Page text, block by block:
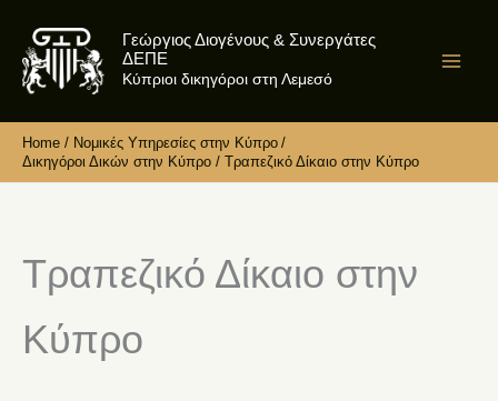
content
Γεώργιος Διογένους & Συνεργάτες
ΔΕΠΕ
Κύπριοι δικηγόροι στη Λεμεσό
Home
Νομικές Υπηρεσίες στην Κύπρο
Δικηγόροι Δικών στην Κύπρο
Τραπεζικό Δίκαιο στην Κύπρο
Τραπεζικό Δίκαιο στην
Κύπρο